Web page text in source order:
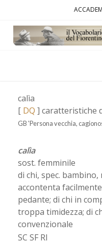
calìa
[ DQ ] caratteristiche
GB 'Persona vecchia,
calìa
sost. femminile
di chi, spec.
accontenta
pedante; di chi in
troppa timidezza; di
convenzionale
SC SF RI